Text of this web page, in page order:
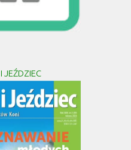
JEŹDZIEC